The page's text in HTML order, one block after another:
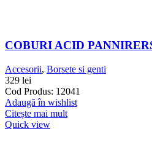
COBURI ACID
Accesorii, Borsete si genti
329 lei
Cod Produs: 12041
Adaugă în wishlist
Citește mai mult
Quick view